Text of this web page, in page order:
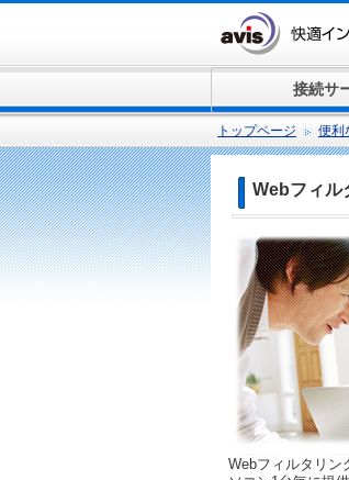
接続サ
トップページ 便利
Webフィル
Webフィルタリン